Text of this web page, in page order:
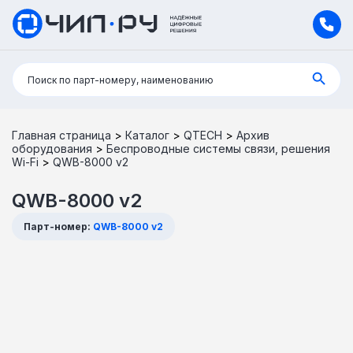
Поиск:
Поиск по парт-номеру, наименованию
Главная страница > Каталог > QTECH > Архив
оборудования > Беспроводные системы связи, решения
Wi-Fi > QWB-8000 v2
QWB-8000 v2
Парт-номер: QWB-8000 v2